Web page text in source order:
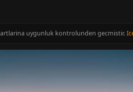
uygunluk kontrolunden gecmistir.